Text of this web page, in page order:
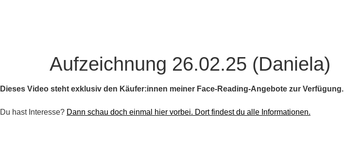
Aufzeichnung 26.02.25 (Daniela)
Dieses Video steht exklusiv den Käufer:innen meiner Face-Reading-Angebote zur Verfügung.
Du hast Interesse? Dann schau doch einmal hier vorbei. Dort findest du alle Informationen.